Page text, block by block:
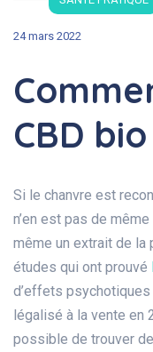
24 mars 2022
CBD
Si le chanvre est
n’en est pas de
même un extrait de la
études qui ont prouvé
d’effets psychotiques
légalisé à la vente en
possible de trouver